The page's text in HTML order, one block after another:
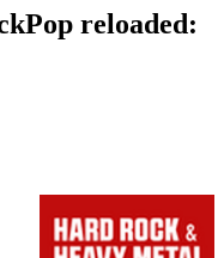
reloaded: